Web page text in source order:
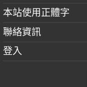
本站使用正體字
聯絡資訊
登入